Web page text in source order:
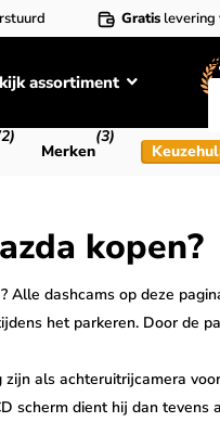
Gratis levering
assortiment
Merken
(3)
kopen?
Alle dashcams op deze
het parkeren. Door de
zijn als achteruitrijcamera
scherm dient hij dan